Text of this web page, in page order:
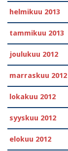
helmikuu 2013
tammikuu 2013
joulukuu 2012
marraskuu 2012
lokakuu 2012
syyskuu 2012
elokuu 2012